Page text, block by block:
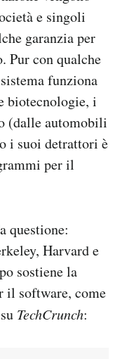
e singoli
garanzia per
Pur con qualche
funziona
biotecnologie, i
(dalle automobili
i suoi detrattori è
per il
questione:
Harvard e
sostiene la
il software, come
TechCrunch: